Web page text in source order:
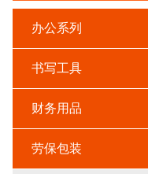
办公系列
书写工具
财务用品
劳保包装